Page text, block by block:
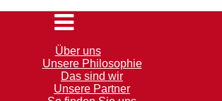
Über uns
Unsere Philosophie
Das sind wir
Unsere Partner